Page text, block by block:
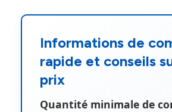
Informations de
rapide et conseils
prix
Quantité minimale de